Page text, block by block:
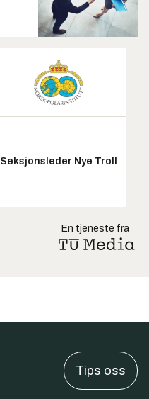
Seksjonsleder Nye Troll
En tjeneste fra
Tips oss